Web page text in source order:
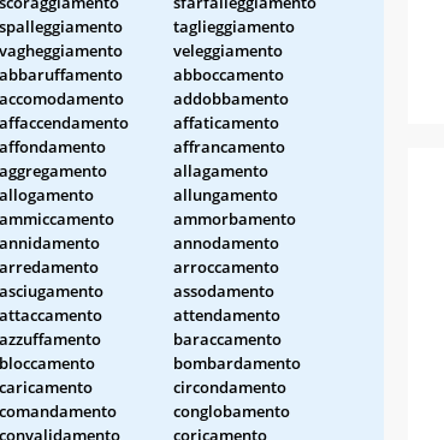
spalleggiamento
taglieggiamento
vagheggiamento
veleggiamento
abbaruffamento
abboccamento
accomodamento
addobbamento
affaccendamento
affaticamento
affondamento
affrancamento
aggregamento
allagamento
allogamento
allungamento
ammiccamento
ammorbamento
annidamento
annodamento
arredamento
arroccamento
asciugamento
assodamento
attaccamento
attendamento
azzuffamento
baraccamento
bloccamento
bombardamento
caricamento
circondamento
comandamento
conglobamento
convalidamento
coricamento